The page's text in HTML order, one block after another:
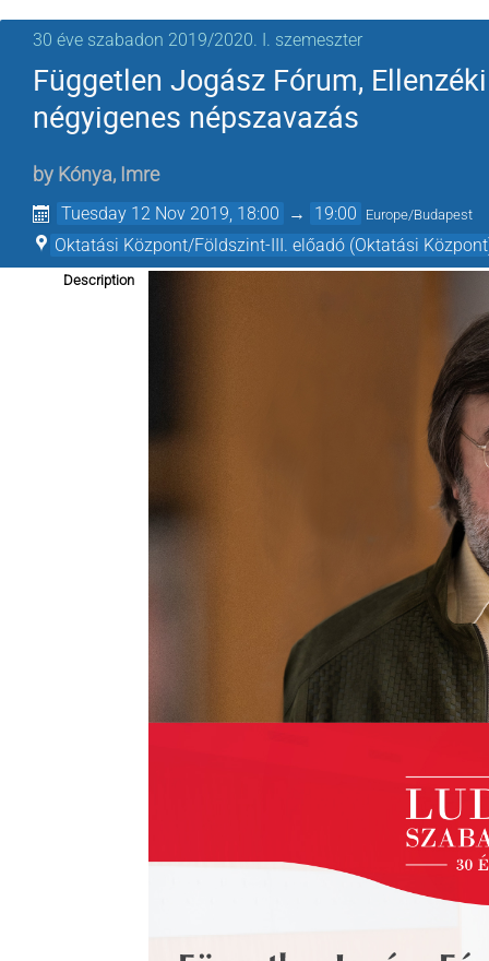
30 éve szabadon 2019/2020. I. szemeszter
Független Jogász Fórum,
négyigenes népszavazás
by Kónya, Imre
Tuesday 12 Nov 2019, 18:00 → 19:00 Europe/Budapest
Oktatási Központ/Földszint-III. előadó (Oktatási
Description